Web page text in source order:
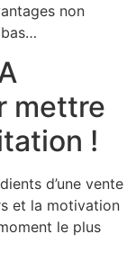
non
mettre
!
d’une vente
et la motivation
le plus